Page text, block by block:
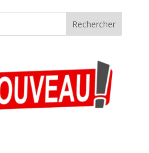
Rechercher